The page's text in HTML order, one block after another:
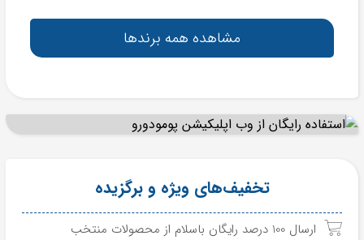
مشاهده همه برندها
تخفیف‌های ویژه و برگزیده
ارسال 100 درصد رایگان باسلام از محصولات منتخب